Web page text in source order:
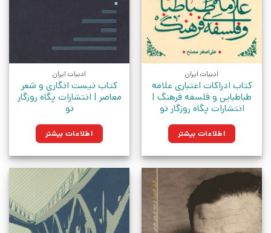
ادبیات ایران
کتاب ادراکات اعتباری علامه
طباطبایی و فلسفه فرهنگ |
انتشارات پگاه روزگار نو
اطلاعات بیشتر
ادبیات ایران
کتاب نیست انگاری و شعر
معاصر | انتشارات پگاه روزگار
نو
اطلاعات بیشتر